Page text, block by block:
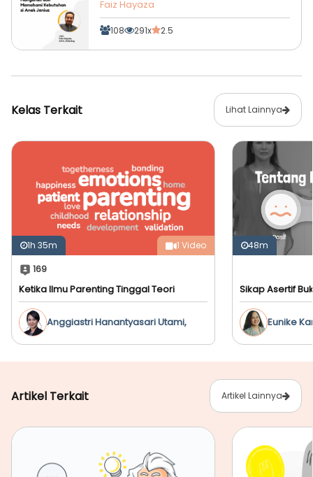
Faiz Hayaza
108 291x 2.5
Kelas Terkait Lihat Lainnya
1h 35m 1 Video
169
Ketika Ilmu Parenting Tinggal Teori
Anggiastri Hanantyasari Utami,
48m
Sikap Asertif
Eunike
Artikel Terkait Artikel Lainnya